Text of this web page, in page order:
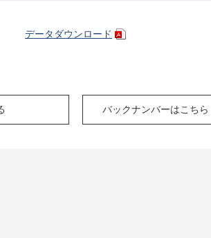
データダウンロード
バックナンバーはこちら